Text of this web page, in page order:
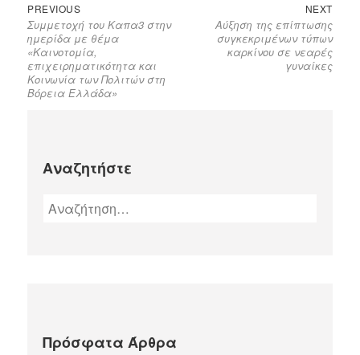
PREVIOUS
Συμμετοχή του Καπα3 στην
ημερίδα με θέμα
«Καινοτομία,
επιχειρηματικότητα και
Κοινωνία των Πολιτών στη
Βόρεια Ελλάδα»
NEXT
Αύξηση της επίπτωσης
συγκεκριμένων τύπων
καρκίνου σε νεαρές
γυναίκες
Αναζητήστε
Πρόσφατα Άρθρα